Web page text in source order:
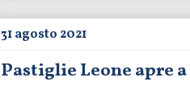
31 agosto 2021
Pastiglie Leone apre